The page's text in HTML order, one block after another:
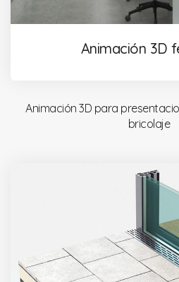
Animación 3D
Animación 3D para
bricolaje